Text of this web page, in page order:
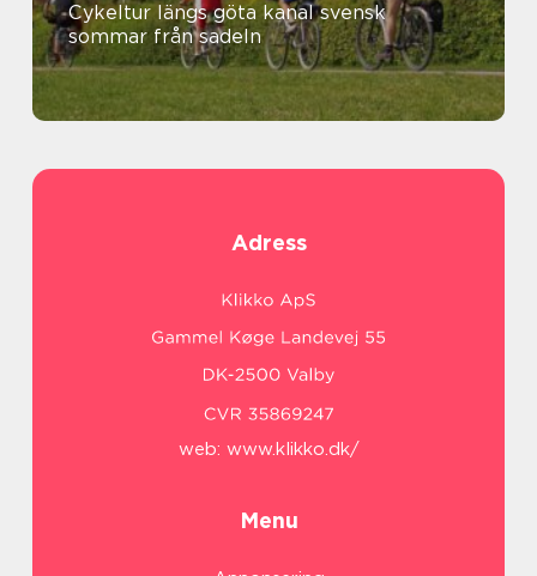
Cykeltur längs göta kanal svensk
sommar från sadeln
Adress
web: www.klikko.dk/
Menu